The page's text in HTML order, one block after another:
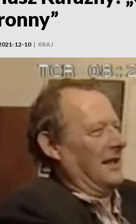
12-10 | KRAJ